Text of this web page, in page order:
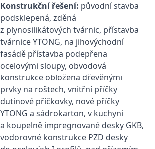
Konstrukční řešení: původní stavba
podsklepená, zděná
z plynosilikátových tvárnic, přístavba
tvárnice YTONG, na jihovýchodní
fasádě přístavba podepřena
ocelovými sloupy, obvodová
konstrukce obložena dřevěnými
prvky na roštech, vnitřní příčky
dutinové příčkovky, nové příčky
YTONG a sádrokarton, v kuchyni
a koupelně impregnované desky GKB,
vodorovné konstrukce PZD desky